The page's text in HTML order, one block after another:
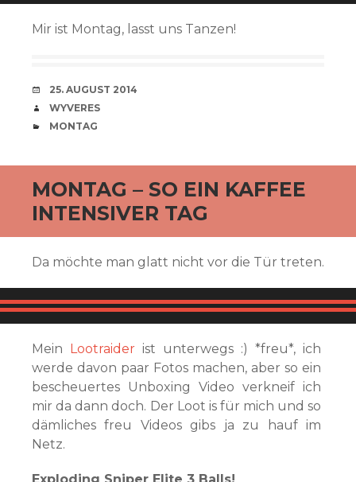
Mir ist Montag, lasst uns Tanzen!
VERABREDUNG
25. AUGUST 2014
VERFASSER
WYVERES
CATEGORIES
MONTAG
MONTAG – SO EIN KAFFEE
INTENSIVER TAG
Da möchte man glatt nicht vor die Tür treten.
Mein Lootraider ist unterwegs :) *freu*, ich
werde davon paar Fotos machen, aber so ein
bescheuertes Unboxing Video verkneif ich
mir da dann doch. Der Loot is für mich und so
dämliches freu Videos gibs ja zu hauf im
Netz.